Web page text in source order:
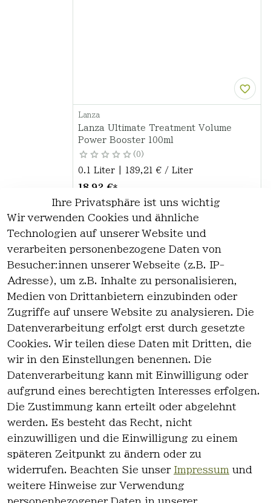
Lanza
Lanza Ultimate Treatment Volume
Power Booster 100ml
0
0.1 Liter | 189,21 € / Liter
18,92 €*
Hinzufügen
*inkl. ges. MwStzzgl.Versandkosten
1
Ihre Privatsphäre ist uns wichtig
Wir verwenden Cookies und ähnliche
Technologien auf unserer Website und
verarbeiten personenbezogene Daten von
Besucher:innen unserer Webseite (z.B. IP-
Adresse), um z.B. Inhalte zu personalisieren,
Medien von Drittanbietern einzubinden oder
Zugriffe auf unsere Website zu analysieren. Die
Datenverarbeitung erfolgt erst durch gesetzte
Cookies. Wir teilen diese Daten mit Dritten, die
wir in den Einstellungen benennen. Die
Datenverarbeitung kann mit Einwilligung oder
aufgrund eines berechtigten Interesses erfolgen.
Die Zustimmung kann erteilt oder abgelehnt
werden. Es besteht das Recht, nicht
einzuwilligen und die Einwilligung zu einem
späteren Zeitpunkt zu ändern oder zu
widerrufen. Beachten Sie unser Impressum und
weitere Hinweise zur Verwendung
es
AGB
Datenschutz
Widerrufsre
cht
Kontakt
Kontakt
Registrieren